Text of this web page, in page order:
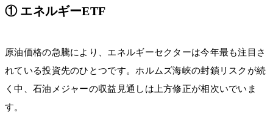
① エネルギーETF
原油価格の急騰により、エネルギーセクターは今年最も注目さ
れている投資先のひとつです。ホルムズ海峡の封鎖リスクが続
く中、石油メジャーの収益見通しは上方修正が相次いでいま
す。